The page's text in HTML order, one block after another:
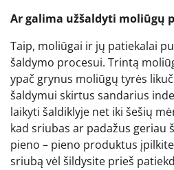
Ar galima užšaldyti moliūgų
Taip, moliūgai ir jų patiekalai
šaldymo procesui. Trintą
ypač grynus moliūgų tyrės
šaldymui skirtus sandarius
laikyti šaldiklyje net iki šešių
kad sriubas ar padažus geriau
pieno – pieno produktus
sriubą vėl šildysite prieš